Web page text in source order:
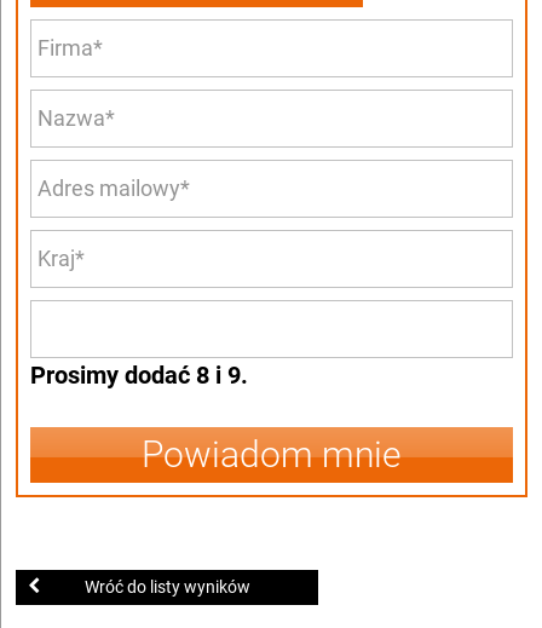
Prosimy dodać 8 i 9.
Powiadom mnie
Wróć do listy wyników